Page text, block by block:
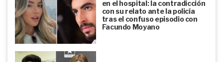
en el hospital: la contradicción
con su relato ante la policía
tras el confuso episodio con
Facundo Moyano